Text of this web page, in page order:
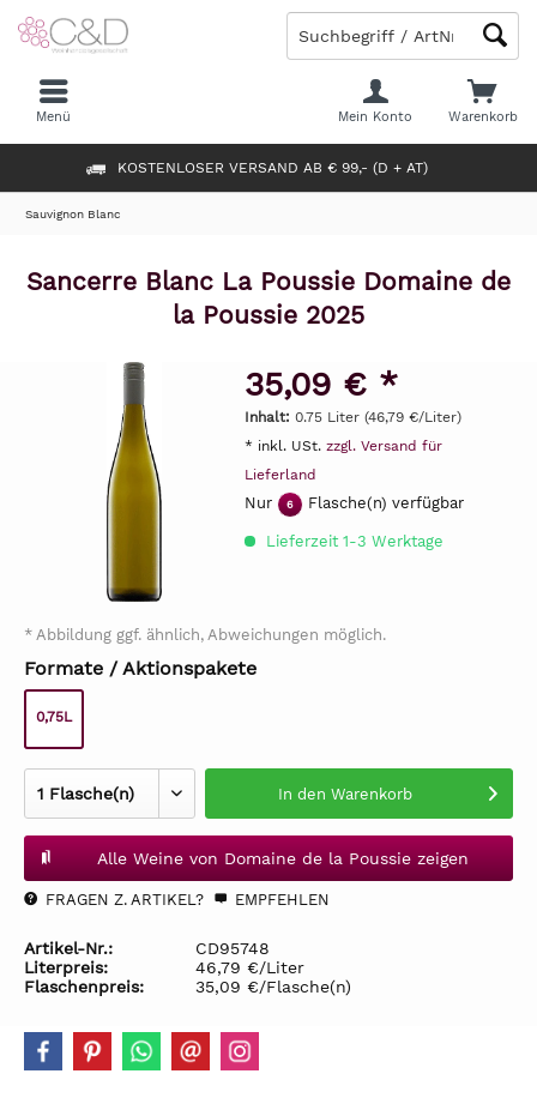
KOSTENLOSER VERSAND AB € 99,- (D + AT)
Warenkorb
Mein Konto
Menü
Sauvignon Blanc
Sancerre Blanc La Poussie Domaine de
la Poussie 2025
35,09 € *
Inhalt: 0.75 Liter (46,79 €/Liter)
* inkl. USt. zzgl. Versand für
Lieferland
Nur 6 Flasche(n) verfügbar
Lieferzeit 1-3 Werktage
* Abbildung ggf. ähnlich, Abweichungen möglich.
Formate / Aktionspakete
0,75L
In den Warenkorb
Alle Weine von Domaine de la Poussie zeigen
FRAGEN Z. ARTIKEL? EMPFEHLEN
Artikel-Nr.:
CD95748
Literpreis:
46,79 €/Liter
Flaschenpreis:
35,09 €/Flasche(n)